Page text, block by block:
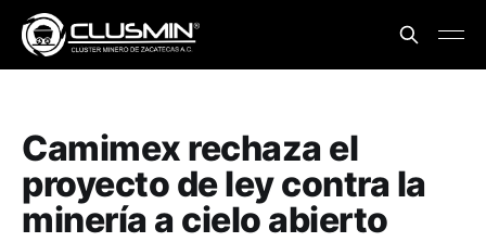
Camimex rechaza el
proyecto de ley contra la
minería a cielo abierto